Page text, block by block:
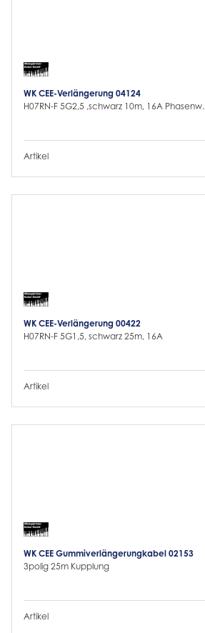
WK CEE-Verlängerung 04124
H07RN-F 5G2,5 ,schwarz 10m, 16A Phasenw.
Artikel
WK CEE-Verlängerung 00422
H07RN-F 5G1,5, schwarz 25m, 16A
Artikel
WK CEE Gummiverlängerungkabel 02153
3polig 25m Kupplung
Artikel